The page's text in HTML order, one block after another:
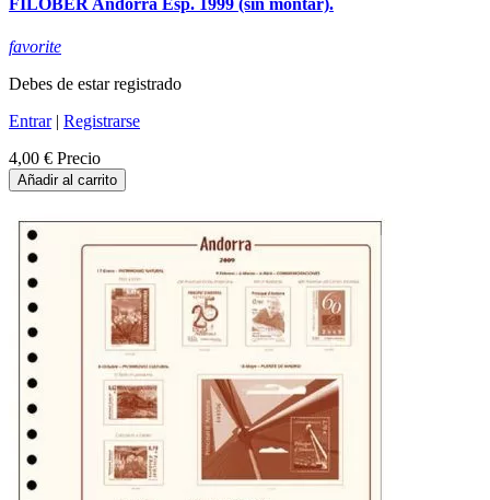
FILOBER Andorra Esp. 1999 (sin montar).
favorite
Debes de estar registrado
Entrar| Registrarse
4,00 € Precio
Añadir al carrito